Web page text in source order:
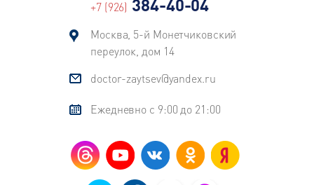
+7 (926) 384-40-04
Москва, 5-й Монетчиковский
переулок, дом 14
doctor-zaytsev@yandex.ru
Ежедневно с 9:00 до 21:00